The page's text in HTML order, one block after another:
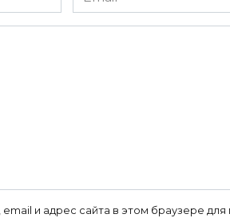
*
и адрес сайта в этом браузере